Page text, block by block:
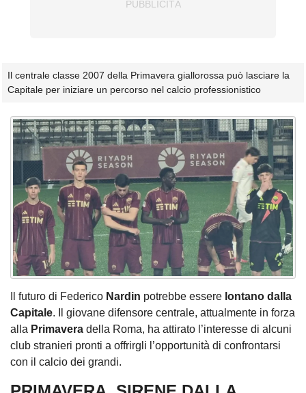
Il centrale classe 2007 della Primavera giallorossa può lasciare la
Capitale per iniziare un percorso nel calcio professionistico
Il futuro di Federico Nardin potrebbe essere lontano dalla
Capitale. Il giovane difensore centrale, attualmente in forza
alla Primavera della Roma, ha attirato l’interesse di alcuni
club stranieri pronti a offrirgli l’opportunità di confrontarsi
con il calcio dei grandi.